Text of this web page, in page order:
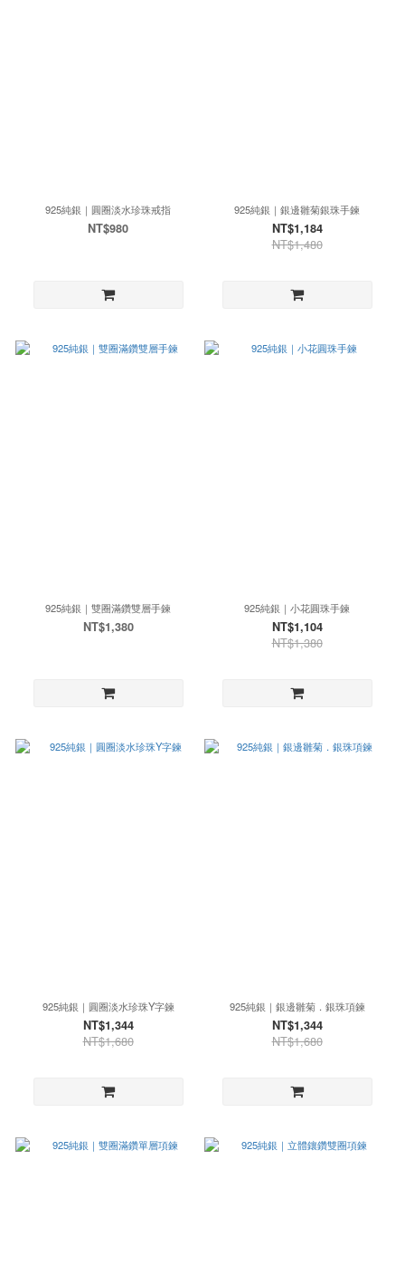
925純銀｜圓圈淡水珍珠戒指
NT$980
925純銀｜銀邊雛菊銀珠手鍊
NT$1,184
NT$1,480
925純銀｜雙圈滿鑽雙層手鍊
NT$1,380
925純銀｜小花圓珠手鍊
NT$1,104
NT$1,380
925純銀｜圓圈淡水珍珠Y字鍊
NT$1,344
NT$1,680
925純銀｜銀邊雛菊．銀珠項鍊
NT$1,344
NT$1,680